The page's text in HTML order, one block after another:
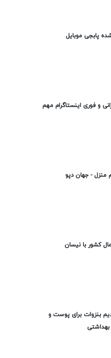
پابجی موبایل
و فوری اینستاگرام مهم
منزل - جهان دپو
کشور با نیسان
بنزوات برای پوست و